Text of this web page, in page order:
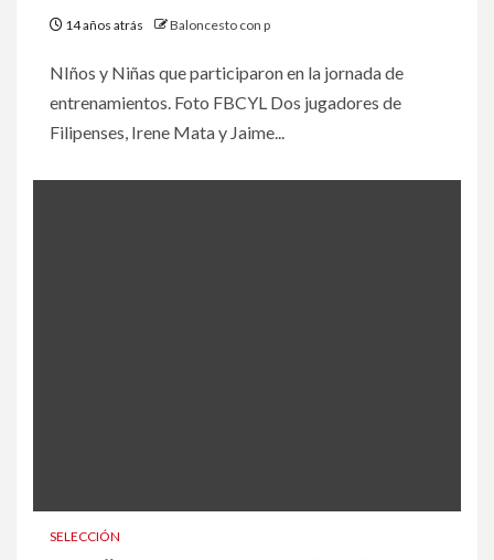
14 años atrás Baloncesto con p
NIños y Niñas que participaron en la jornada de
entrenamientos. Foto FBCYL Dos jugadores de
Filipenses, Irene Mata y Jaime...
SELECCIÓN